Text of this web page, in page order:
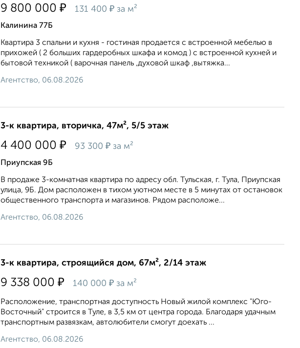
9 800 000 ₽ 131 400 ₽ за м²
Калинина 77Б
Квартира 3 спальни и кухня - гостиная продается с встроенной мебелью в
прихожей ( 2 больших гардеробных шкафа и комод ) с встроенной кухней и
бытовой техникой ( варочная панель ,духовой шкаф ,вытяжка...
Агентство, 06.08.2026
3-к квартира, вторичка, 47м², 5/5 этаж
4 400 000 ₽ 93 300 ₽ за м²
Приупская 9Б
В продаже 3-комнатная квартира по адресу обл. Тульская, г. Тула, Приупская
улица, 9Б. Дом расположен в тихом уютном месте в 5 минутах от остановок
общественного транспорта и магазинов. Рядом расположе...
Агентство, 06.08.2026
3-к квартира, строящийся дом, 67м², 2/14 этаж
9 338 000 ₽ 140 000 ₽ за м²
Расположение, транспортная доступность Новый жилой комплекс "Юго-
Восточный" строится в Туле, в 3,5 км от центра города. Благодаря удачным
транспортным развязкам, автолюбители смогут доехать ...
Агентство, 06.08.2026